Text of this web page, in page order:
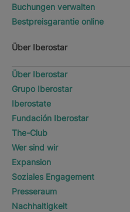
Buchungen verwalten
Bestpreisgarantie online
Über Iberostar
Über Iberostar
Grupo Iberostar
Iberostate
Fundación Iberostar
The-Club
Wer sind wir
Expansion
Soziales Engagement
Presseraum
Nachhaltigkeit